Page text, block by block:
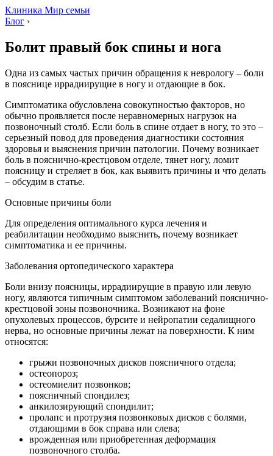
Клиника Мир семьи
Блог ›
Болит правый бок спины и нога
Одна из самых частых причин обращения к неврологу – боли
в пояснице иррадиирущие в ногу и отдающие в бок.
Симптоматика обусловлена совокупностью факторов, но
обычно проявляется после неравномерных нагрузок на
позвоночный столб. Если боль в спине отдает в ногу, то это –
серьезный повод для проведения диагностики состояния
здоровья и выяснения причин патологии. Почему возникает
боль в пояснично-крестцовом отделе, тянет ногу, ломит
поясницу и стреляет в бок, как выявить причины и что делать
– обсудим в статье.
Основные причины боли
Для определения оптимального курса лечения и
реабилитации необходимо выяснить, почему возникает
симптоматика и ее причины.
Заболевания ортопедического характера
Боли внизу поясницы, иррадиирущие в правую или левую
ногу, являются типичным симптомом заболеваний пояснично-
крестцовой зоны позвоночника. Возникают на фоне
опухолевых процессов, бурсите и нейропатии седалищного
нерва, но основные причины лежат на поверхности. К ним
относятся:
грыжи позвоночных дисков поясничного отдела;
остеопороз;
остеомиелит позвонков;
поясничный спондилез;
анкилозирующий спондилит;
пролапс и протрузия позвонковых дисков с болями,
отдающими в бок справа или слева;
врожденная или приобретенная деформация
позвоночного столба.